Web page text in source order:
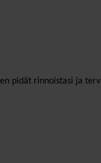
pidät rinnoistasi ja